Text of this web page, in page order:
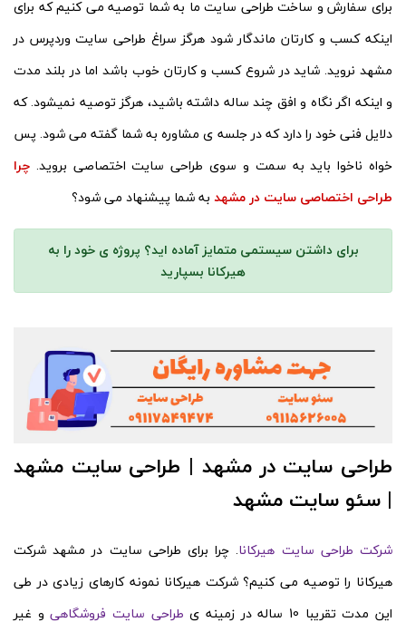
برای سفارش و ساخت طراحی سایت ما به شما توصیه می کنیم که برای
اینکه کسب و کارتان ماندگار شود هرگز سراغ طراحی سایت وردپرس در
مشهد نروید. شاید در شروع کسب و کارتان خوب باشد اما در بلند مدت
و اینکه اگر نگاه و افق چند ساله داشته باشید، هرگز توصیه نمیشود. که
دلایل فنی خود را دارد که در جلسه ی مشاوره به شما گفته می شود. پس
خواه ناخوا باید به سمت و سوی طراحی سایت اختصاصی بروید. چرا
طراحی اختصاصی سایت در مشهد به شما پیشنهاد می شود؟
برای داشتن سیستمی متمایز آماده اید؟ پروژه ی خود را به
هیرکانا بسپارید
طراحی سایت در مشهد | طراحی سایت مشهد
| سئو سایت مشهد
شرکت طراحی سایت هیرکانا. چرا برای طراحی سایت در مشهد شرکت
هیرکانا را توصیه می کنیم؟ شرکت هیرکانا نمونه کارهای زیادی در طی
این مدت تقریبا 10 ساله در زمینه ی
طراحی سایت فروشگاهیو غیر